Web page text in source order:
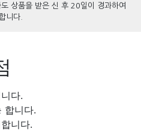
상품을 받은 신 후 20일이 경과하여
니다.
다.
합니다.
니다.